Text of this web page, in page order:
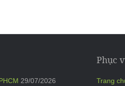
29/07/2026
Phục
Trang